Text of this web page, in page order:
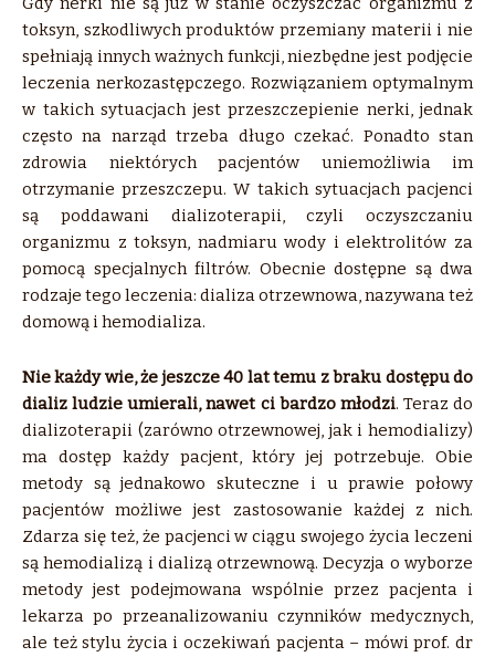
toksyn, szkodliwych produktów przemiany materii i nie
spełniają innych ważnych funkcji, niezbędne jest podjęcie
leczenia nerkozastępczego. Rozwiązaniem optymalnym
w takich sytuacjach jest przeszczepienie nerki, jednak
często na narząd trzeba długo czekać. Ponadto stan
zdrowia niektórych pacjentów uniemożliwia im
otrzymanie przeszczepu. W takich sytuacjach pacjenci
są poddawani dializoterapii, czyli oczyszczaniu
organizmu z toksyn, nadmiaru wody i elektrolitów za
pomocą specjalnych filtrów. Obecnie dostępne są dwa
rodzaje tego leczenia: dializa otrzewnowa, nazywana też
domową i hemodializa.
Nie każdy wie, że jeszcze 40 lat temu z braku dostępu do
dializ ludzie umierali, nawet ci bardzo młodzi. Teraz do
dializoterapii (zarówno otrzewnowej, jak i hemodializy)
ma dostęp każdy pacjent, który jej potrzebuje. Obie
metody są jednakowo skuteczne i u prawie połowy
pacjentów możliwe jest zastosowanie każdej z nich.
Zdarza się też, że pacjenci w ciągu swojego życia leczeni
są hemodializą i dializą otrzewnową. Decyzja o wyborze
metody jest podejmowana wspólnie przez pacjenta i
lekarza po przeanalizowaniu czynników medycznych,
ale też stylu życia i oczekiwań pacjenta – mówi prof. dr